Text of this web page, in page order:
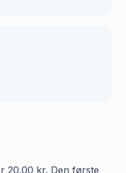
20.00 kr. Den første